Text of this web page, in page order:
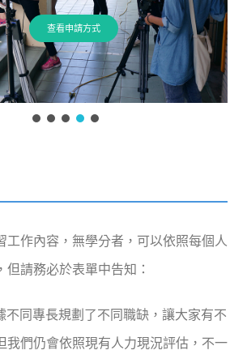
查看申請方式
工作內容，無學分者，可以依照每個人
但請務必於表單中告知：
同專長規劃了不同職缺，讓大家有不
我們仍會依照現有人力現況評估，不一